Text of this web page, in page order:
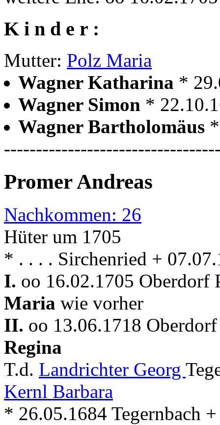
K i n d e r :
Mutter: Polz Maria
Wagner Katharina *
Wagner Simon *
Wagner Bartholomäus
Promer Andreas
Nachkommen: 26
Hüter um 1705
* . . . . Sirchenried +
I. oo 16.02.1705 Oberdorf
Maria wie vorher
II. oo 13.06.1718
Regina
T.d. Landrichter Georg
Kernl Barbara
* 26.05.1684 Tegernbach